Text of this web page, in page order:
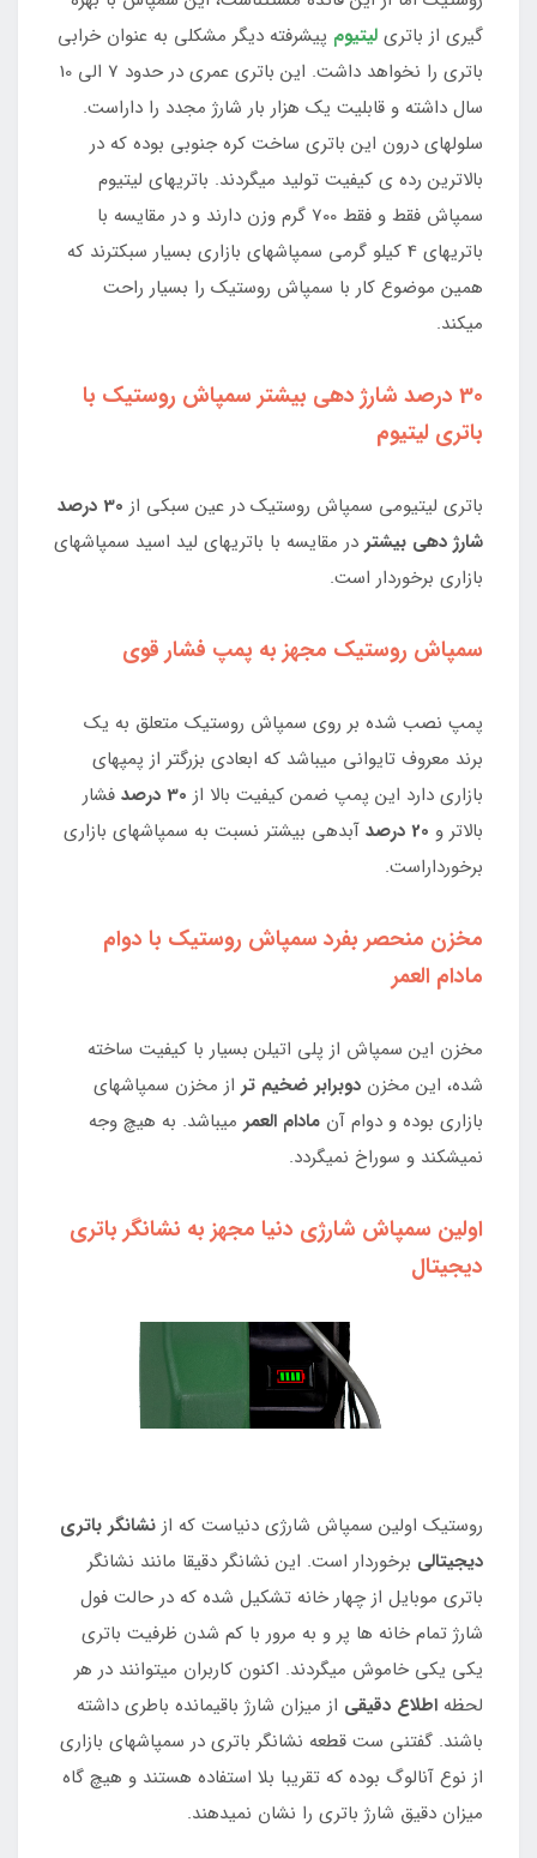
گیری از باتری لیتیوم پیشرفته دیگر مشکلی به عنوان خرابی
باتری را نخواهد داشت. این باتری عمری در حدود 7 الی 10
سال داشته و قابلیت یک هزار بار شارژ مجدد را داراست.
سلولهای درون این باتری ساخت کره جنوبی بوده که در
بالاترین رده ی کیفیت تولید میگردند. باتریهای لیتیوم
سمپاش فقط و فقط 700 گرم وزن دارند و در مقایسه با
باتریهای 4 کیلو گرمی سمپاشهای بازاری بسیار سبکترند که
همین موضوع کار با سمپاش روستیک را بسیار راحت
میکند.
30 درصد شارژ دهی بیشتر سمپاش روستیک با
باتری لیتیوم
باتری لیتیومی سمپاش روستیک در عین سبکی از
30 درصد
شارژ دهی بیشتر در مقایسه با باتریهای لید اسید سمپاشهای
بازاری برخوردار است.
سمپاش روستیک مجهز به پمپ فشار قوی
پمپ نصب شده بر روی سمپاش روستیک متعلق به یک
برند معروف تایوانی میباشد که ابعادی بزرگتر از پمپهای
بازاری دارد این پمپ ضمن کیفیت بالا از 30 درصد
فشار
بالاتر و 20 درصد
آبدهی بیشتر نسبت به سمپاشهای بازاری
برخورداراست.
مخزن منحصر بفرد سمپاش روستیک با دوام
مادام العمر
مخزن این سمپاش از پلی اتیلن بسیار با کیفیت ساخته
شده، این مخزن دوبرابر ضخیم تر از مخزن سمپاشهای
بازاری بوده و دوام آن مادام العمر میباشد. به هیچ وجه
نمیشکند و سوراخ نمیگردد.
اولین سمپاش شارژی دنیا مجهز به نشانگر باتری
دیجیتال
روستیک اولین سمپاش شارژی دنیاست که از نشانگر باتری
دیجیتالی برخوردار است. این نشانگر دقیقا مانند نشانگر
باتری موبایل از چهار خانه تشکیل شده که در حالت فول
شارژ تمام خانه ها پر و به مرور با کم شدن ظرفیت باتری
یکی یکی خاموش میگردند. اکنون کاربران میتوانند در هر
لحظه اطلاع دقیقی از میزان شارژ باقیمانده باطری داشته
باشند. گفتنی ست قطعه نشانگر باتری در سمپاشهای بازاری
از نوع آنالوگ بوده که تقریبا بلا استفاده هستند و هیچ گاه
میزان دقیق شارژ باتری را نشان نمیدهند.